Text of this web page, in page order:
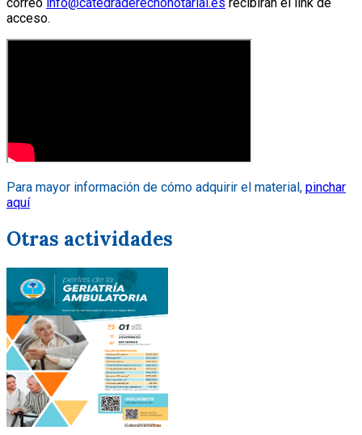
correo info@catedraderechonotarial.es recibirán el link de
acceso.
Para mayor información de cómo adquirir el material, pinchar
aquí
Otras actividades